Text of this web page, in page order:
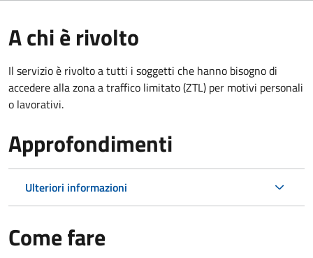
A chi è rivolto
Il servizio è rivolto a tutti i soggetti che hanno bisogno di
accedere alla zona a traffico limitato (ZTL) per motivi personali
o lavorativi.
Approfondimenti
Ulteriori informazioni
Come fare